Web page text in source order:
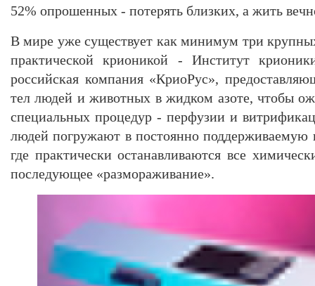
52% опрошенных - потерять близких, а жить
В мире уже существует как минимум три
практической крионикой - Институт
российская компания «КриоРус»,
тел людей и животных в жидком азоте, чтобы
специальных процедур - перфузии и
людей погружают в постоянно поддерживаемую
где практически останавливаются все
последующее «размораживание».